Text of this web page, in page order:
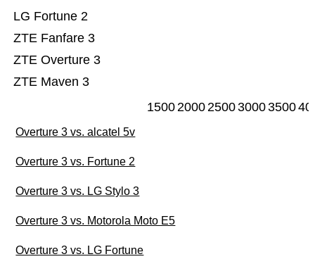
ZTE Maven 3
ZTE Overture 3
ZTE Fanfare 3
LG Fortune 2
15002000250030003500
Overture 3 vs. alcatel 5v
Overture 3 vs. Fortune 2
Overture 3 vs. LG Stylo 3
Overture 3 vs. Motorola Moto E5
Overture 3 vs. LG Fortune